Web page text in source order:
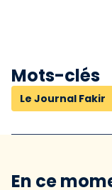
Mots-clés
Le Journal Fakir
En ce